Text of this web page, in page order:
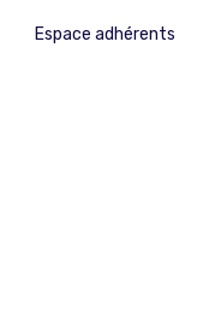
Espace adhérents